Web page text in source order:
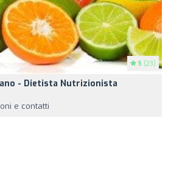
5 (23)
- Dietista Nutrizionista
e contatti